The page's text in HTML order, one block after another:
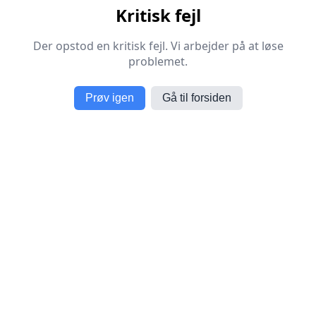
Kritisk fejl
Der opstod en kritisk fejl. Vi arbejder på at løse
problemet.
Prøv igen Gå til forsiden